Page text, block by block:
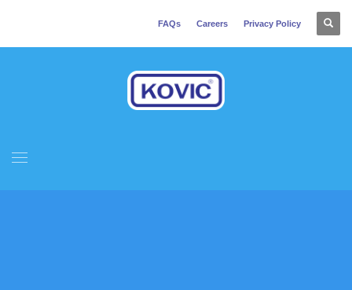
FAQs Careers Privacy Policy